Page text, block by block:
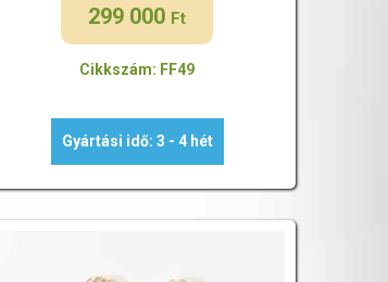
299 000 Ft
Cikkszám: FF49
Gyártási idő: 3 - 4 hét